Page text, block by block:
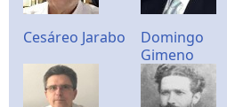
Cesáreo Jarabo
Domingo
Gimeno